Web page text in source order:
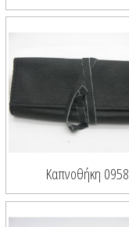
Καπνοθήκη 0958